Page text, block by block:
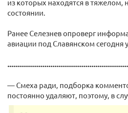
из которых находятся в тяжелом,
состоянии.
Ранее Селезнев опроверг
авиации под Славянском сегодня
— Смеха ради, подборка
постоянно удаляют, поэтому, в